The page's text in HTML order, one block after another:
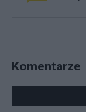
Komentarze